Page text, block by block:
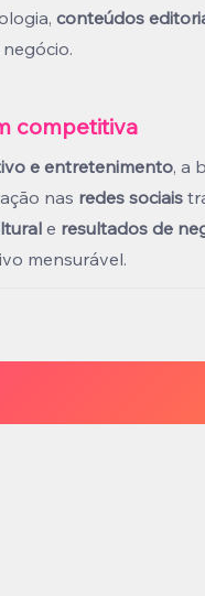
conteúdos
competitiva
e entretenimento, a
nas redes sociais
e resultados de
mensurável.